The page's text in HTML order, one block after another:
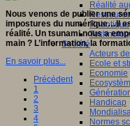
Réalité
Robotique
Société
Acteurs
Ecole et
Economie
Handicap
Normes
Nous venons de publier une
impostures du numérique…Il
réalité. Un tsunami nous a
main ? L’information, la
En savoir plus...
Précédent
1
2
3
4